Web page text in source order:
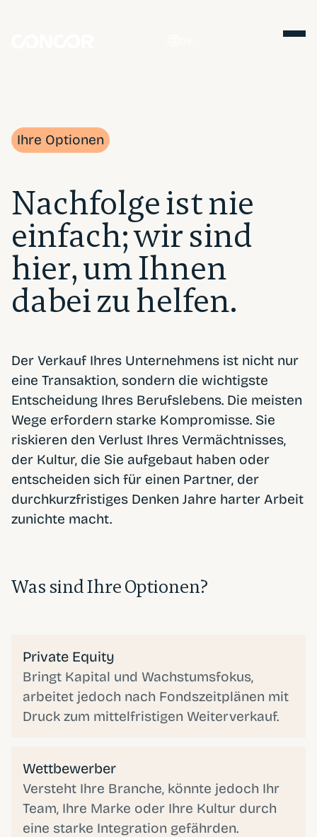
Ihre Optionen
Nachfolge ist nie
einfach; wir sind
hier, um Ihnen
dabei zu helfen.
Der Verkauf Ihres Unternehmens ist nicht nur
eine Transaktion, sondern die wichtigste
Entscheidung Ihres Berufslebens. Die meisten
Wege erfordern starke Kompromisse. Sie
riskieren den Verlust Ihres Vermächtnisses,
der Kultur, die Sie aufgebaut haben oder
entscheiden sich für einen Partner, der
durchkurzfristiges Denken Jahre harter Arbeit
zunichte macht.
Was sind Ihre Optionen?
Private Equity
Bringt Kapital und Wachstumsfokus,
arbeitet jedoch nach Fondszeitplänen mit
Druck zum mittelfristigen Weiterverkauf.
Wettbewerber
Versteht Ihre Branche, könnte jedoch Ihr
Team, Ihre Marke oder Ihre Kultur durch
eine starke Integration gefährden.